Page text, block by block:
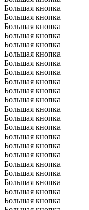
Большая кнопка
Большая кнопка
Большая кнопка
Большая кнопка
Большая кнопка
Большая кнопка
Большая кнопка
Большая кнопка
Большая кнопка
Большая кнопка
Большая кнопка
Большая кнопка
Большая кнопка
Большая кнопка
Большая кнопка
Большая кнопка
Большая кнопка
Большая кнопка
Большая кнопка
Большая кнопка
Большая кнопка
Большая кнопка